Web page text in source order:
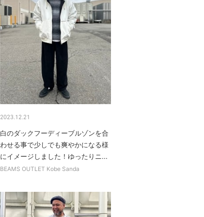
2023.12.21
白のダックフーディーブルゾンを合
わせる事で少しでも爽やかになる様
にイメージしました！ゆったりニ...
BEAMS OUTLET Kobe Sanda